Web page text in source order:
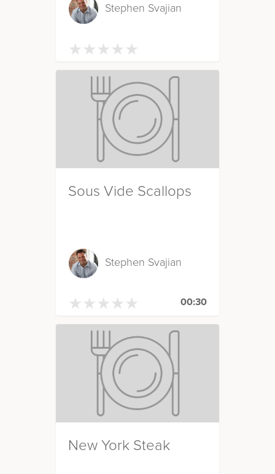
Stephen Svajian
★ ★ ★ ★ ★
★ ★ ★ ★ ★
Sous Vide Scallops
Stephen Svajian
★ ★ ★ ★ ★
★ ★ ★ ★ ★ 00:30
New York Steak